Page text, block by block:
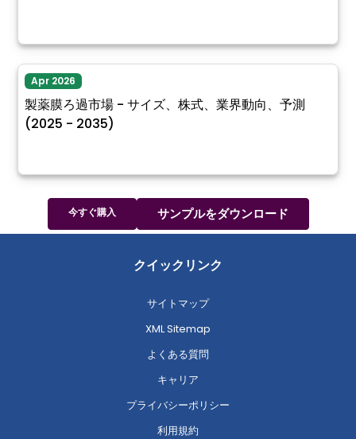
Apr 2026
製薬膜ろ過市場 - サイズ、株式、業界動向、予測
(2025 - 2035)
今すぐ購入 サンプルをダウンロード
クイックリンク
サイトマップ
XML Sitemap
よくある質問
キャリア
プライバシーポリシー
利用規約